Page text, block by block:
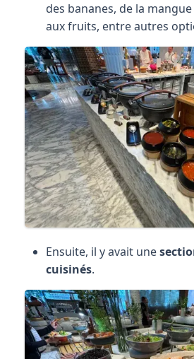
des bananes, de la
aux fruits, entre autres
Ensuite, il y avait une
cuisinés.